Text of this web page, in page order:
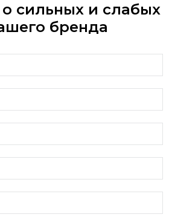
сильных и слабых
бренда